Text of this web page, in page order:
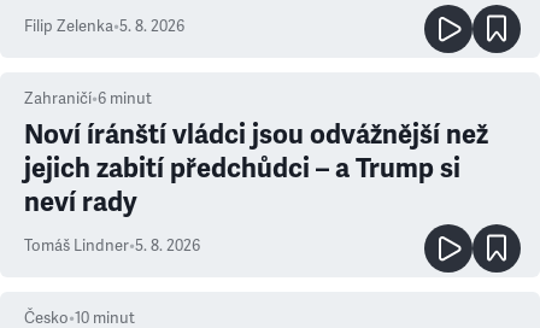
Filip Zelenka•5. 8. 2026
Zahraničí•6 minut
Noví íránští vládci jsou odvážnější než
jejich zabití předchůdci – a Trump si
neví rady
Tomáš Lindner•5. 8. 2026
Česko•10 minut